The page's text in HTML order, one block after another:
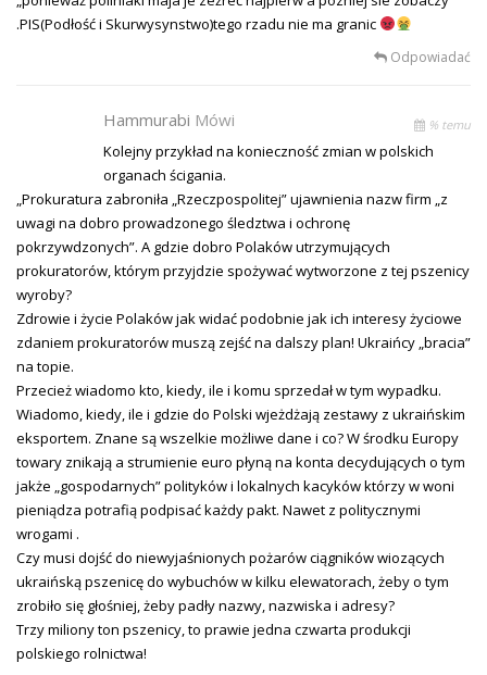
.PIS(Podłość i Skurwysynstwo)tego rzadu nie ma granic
Odpowiadać
Hammurabi Mówi % temu
Kolejny przykład na konieczność zmian w polskich
organach ścigania.
„Prokuratura zabroniła „Rzeczpospolitej” ujawnienia nazw firm „z
uwagi na dobro prowadzonego śledztwa i ochronę
pokrzywdzonych”. A gdzie dobro Polaków utrzymujących
prokuratorów, którym przyjdzie spożywać wytworzone z tej pszenicy
wyroby?
Zdrowie i życie Polaków jak widać podobnie jak ich interesy życiowe
zdaniem prokuratorów muszą zejść na dalszy plan! Ukraińcy „bracia”
na topie.
Przecież wiadomo kto, kiedy, ile i komu sprzedał w tym wypadku.
Wiadomo, kiedy, ile i gdzie do Polski wjeżdżają zestawy z ukraińskim
eksportem. Znane są wszelkie możliwe dane i co? W środku Europy
towary znikają a strumienie euro płyną na konta decydujących o tym
jakże „gospodarnych” polityków i lokalnych kacyków którzy w woni
pieniądza potrafią podpisać każdy pakt. Nawet z politycznymi
wrogami .
Czy musi dojść do niewyjaśnionych pożarów ciągników wiozących
ukraińską pszenicę do wybuchów w kilku elewatorach, żeby o tym
zrobiło się głośniej, żeby padły nazwy, nazwiska i adresy?
Trzy miliony ton pszenicy, to prawie jedna czwarta produkcji
polskiego rolnictwa!